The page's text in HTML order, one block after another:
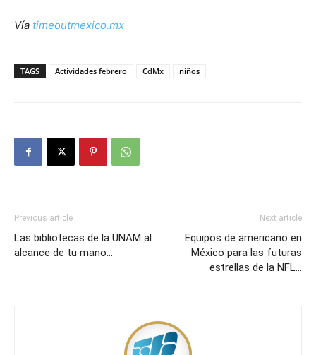
Vía timeoutmexico.mx
TAGS Actividades febrero CdMx niños
Previous article
Las bibliotecas de la UNAM al
alcance de tu mano…
Next article
Equipos de americano en
México para las futuras
estrellas de la NFL…